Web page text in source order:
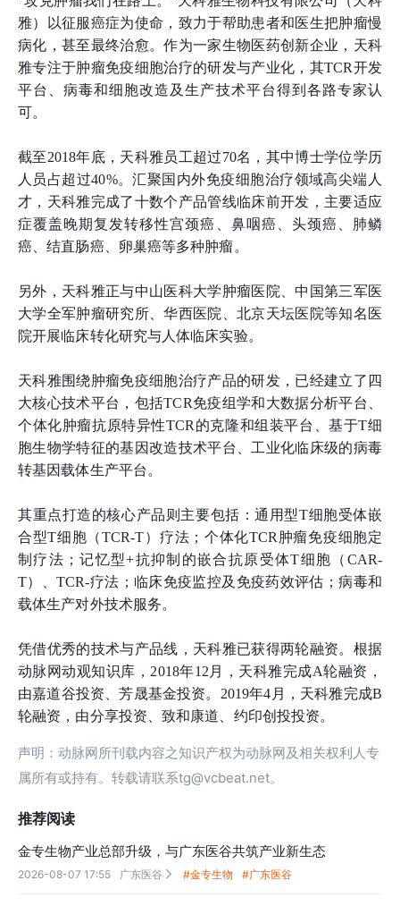
雅）以征服癌症为使命，致力于帮助患者和医生把肿瘤慢
病化，甚至最终治愈。作为一家生物医药创新企业，天科
雅专注于肿瘤免疫细胞治疗的研发与产业化，其TCR开发
平台、病毒和细胞改造及生产技术平台得到各路专家认
可。
截至2018年底，天科雅员工超过70名，其中博士学位学历
人员占超过40%。汇聚国内外免疫细胞治疗领域高尖端人
才，天科雅完成了十数个产品管线临床前开发，主要适应
症覆盖晚期复发转移性宫颈癌、鼻咽癌、头颈癌、肺鳞
癌、结直肠癌、卵巢癌等多种肿瘤。
另外，天科雅正与中山医科大学肿瘤医院、中国第三军医
大学全军肿瘤研究所、华西医院、北京天坛医院等知名医
院开展临床转化研究与人体临床实验。
天科雅围绕肿瘤免疫细胞治疗产品的研发，已经建立了四
大核心技术平台，包括TCR免疫组学和大数据分析平台、
个体化肿瘤抗原特异性TCR的克隆和组装平台、基于T细
胞生物学特征的基因改造技术平台、工业化临床级的病毒
转基因载体生产平台。
其重点打造的核心产品则主要包括：通用型T细胞受体嵌
合型T细胞（TCR-T）疗法；个体化TCR肿瘤免疫细胞定
制疗法；记忆型+抗抑制的嵌合抗原受体T细胞（CAR-
T）、TCR-疗法；临床免疫监控及免疫药效评估；病毒和
载体生产对外技术服务。
凭借优秀的技术与产品线，天科雅已获得两轮融资。根据
动脉网动观知识库，2018年12月，天科雅完成A轮融资，
由嘉道谷投资、芳晟基金投资。2019年4月，天科雅完成B
轮融资，由分享投资、致和康道、约印创投投资。
声明：动脉网所刊载内容之知识产权为动脉网及相关权利人专
属所有或持有。转载请联系tg@vcbeat.net。
推荐阅读
金专生物产业总部升级，与广东医谷共筑产业新生态
2026-08-07 17:55 广东医谷  #金专生物 #广东医谷